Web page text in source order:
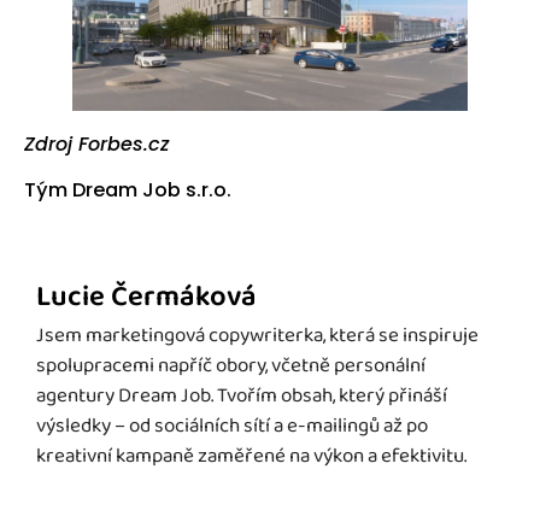
Zdroj Forbes.cz
Tým Dream Job s.r.o.
Lucie Čermáková
Jsem marketingová copywriterka, která se inspiruje
spolupracemi napříč obory, včetně personální
agentury Dream Job. Tvořím obsah, který přináší
výsledky – od sociálních sítí a e-mailingů až po
kreativní kampaně zaměřené na výkon a efektivitu.